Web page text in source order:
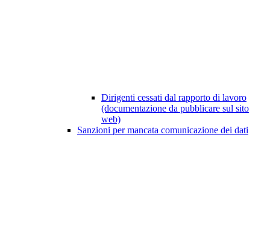
Dirigenti cessati dal rapporto di lavoro
(documentazione da pubblicare sul sito
web)
Sanzioni per mancata comunicazione dei dati